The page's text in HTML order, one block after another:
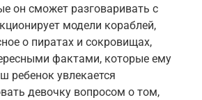
он сможет разговаривать с
модели кораблей,
о пиратах и сокровищах,
фактами, которые ему
увлекается
девочку вопросом о том,